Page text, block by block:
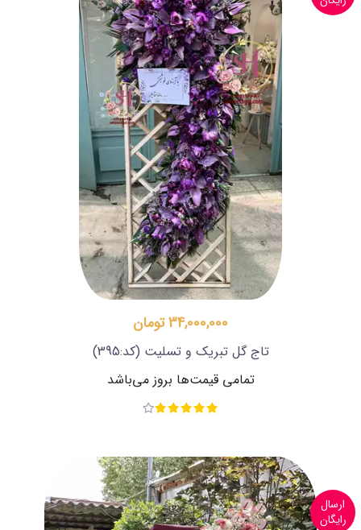
34,000,000 تومان
تاج گل تبریک و تسلیت (کد:395)
تمامی قیمت‌ها بروز می‌باشد
ارسال
رایگان